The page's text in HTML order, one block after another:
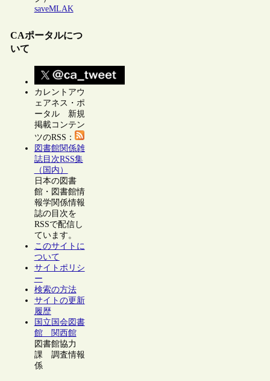
saveMLAK
CAポータルにつ
いて
カレントアウ
ェアネス・ポ
ータル 新規
掲載コンテン
ツのRSS：
図書館関係雑
誌目次RSS集
（国内）
日本の図書
館・図書館情
報学関係情報
誌の目次を
RSSで配信し
ています。
このサイトに
ついて
サイトポリシ
ー
検索の方法
サイトの更新
履歴
国立国会図書
館 関西館
図書館協力
課 調査情報
係